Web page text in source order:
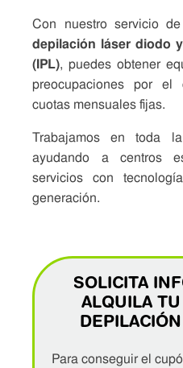
Con nuestro servicio
depilación láser diodo
(IPL), puedes obtener
preocupaciones por
cuotas mensuales fijas.
Trabajamos en toda
ayudando a centros
servicios con
generación.
SOLICITA
ALQUILA
Para conseguir el